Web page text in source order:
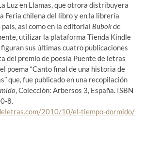
Luz en Llamas, que otrora distribuyera
Feria chilena del libro y en la librería
así como en la editorial Bubokde
utilizar la plataforma Tienda Kindle
figuran sus últimas cuatro publicaciones
del premio de poesía Puente de letras
poema “Canto final de una historia de
que, fue publicado en una recopilación
, Colección: Arbersos 3, España. ISBN
8.
2010/10/el-tiempo-dormido/